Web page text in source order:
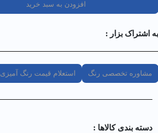
افزودن به سبد خرید
به اشتراک بزار :
مشاوره تخصصی رنگ استعلام قیمت رنگ آمیزی
دسته بندی کالا‌ها :